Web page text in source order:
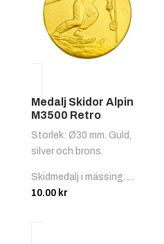
Medalj Skidor Alpin
M3500 Retro
Storlek: Ø30 mm. Guld,
silver och brons.
Skidmedalj i mässing. ...
10.00 kr